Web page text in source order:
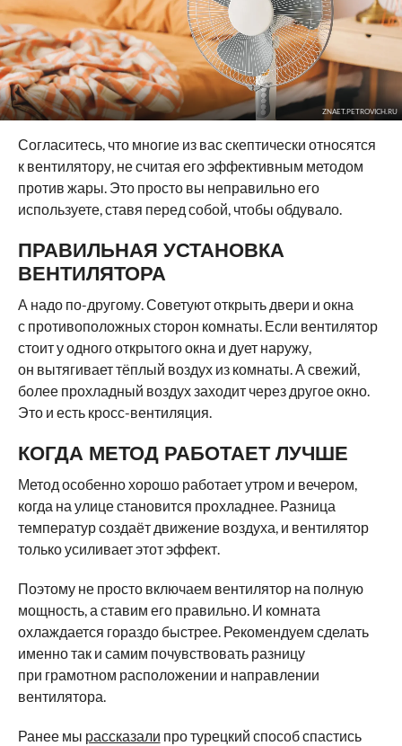
ZNAET.PETROVICH.RU
Согласитесь, что многие из вас скептически относятся
к вентилятору, не считая его эффективным методом
против жары. Это просто вы неправильно его
используете, ставя перед собой, чтобы обдувало.
ПРАВИЛЬНАЯ УСТАНОВКА
ВЕНТИЛЯТОРА
А надо по-другому. Советуют открыть двери и окна
с противоположных сторон комнаты. Если вентилятор
стоит у одного открытого окна и дует наружу,
он вытягивает тёплый воздух из комнаты. А свежий,
более прохладный воздух заходит через другое окно.
Это и есть кросс-вентиляция.
КОГДА МЕТОД РАБОТАЕТ ЛУЧШЕ
Метод особенно хорошо работает утром и вечером,
когда на улице становится прохладнее. Разница
температур создаёт движение воздуха, и вентилятор
только усиливает этот эффект.
Поэтому не просто включаем вентилятор на полную
мощность, а ставим его правильно. И комната
охлаждается гораздо быстрее. Рекомендуем сделать
именно так и самим почувствовать разницу
при грамотном расположении и направлении
вентилятора.
Ранее мы рассказали про турецкий способ спастись